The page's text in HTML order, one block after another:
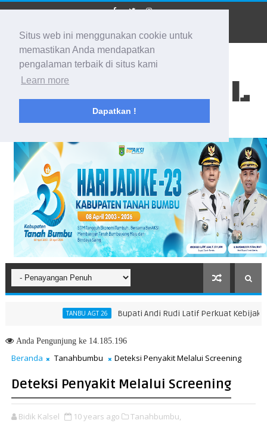
Situs web ini menggunakan cookie untuk
memastikan Anda mendapatkan
pengalaman terbaik di situs kami
Learn more
Dapatkan !
BIDIK KALSEL
Membidik Ke Segala Arah
TANBU AGT 26 Bupati Andi Rudi Latif Perkuat Kebijakan
Menuju Masa Depan yang Lebih Hijau dan Gemilang
AndaPengunjung ke 14.185.196
Beranda Tanahbumbu Deteksi Penyakit Melalui Screening
Deteksi Penyakit Melalui Screening
Bidik Kalsel 10 years ago Tanahbumbu,